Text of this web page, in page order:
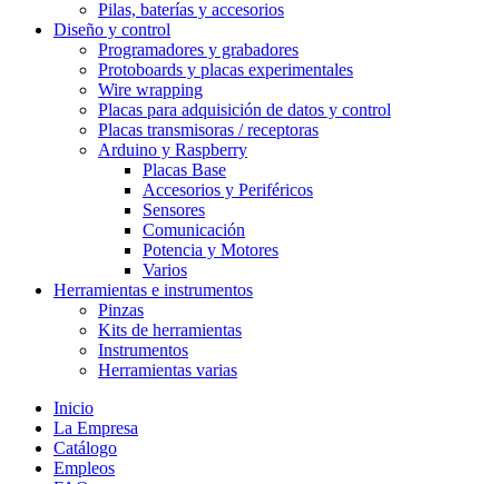
Pilas, baterías y accesorios
Diseño y control
Programadores y grabadores
Protoboards y placas experimentales
Wire wrapping
Placas para adquisición de datos y control
Placas transmisoras / receptoras
Arduino y Raspberry
Placas Base
Accesorios y Periféricos
Sensores
Comunicación
Potencia y Motores
Varios
Herramientas e instrumentos
Pinzas
Kits de herramientas
Instrumentos
Herramientas varias
Inicio
La Empresa
Catálogo
Empleos